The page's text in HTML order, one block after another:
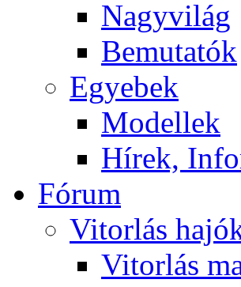
Nagyvilág
Bemutatók
Egyebek
Modellek
Hírek,
Fórum
Vitorlás
Vitorlás